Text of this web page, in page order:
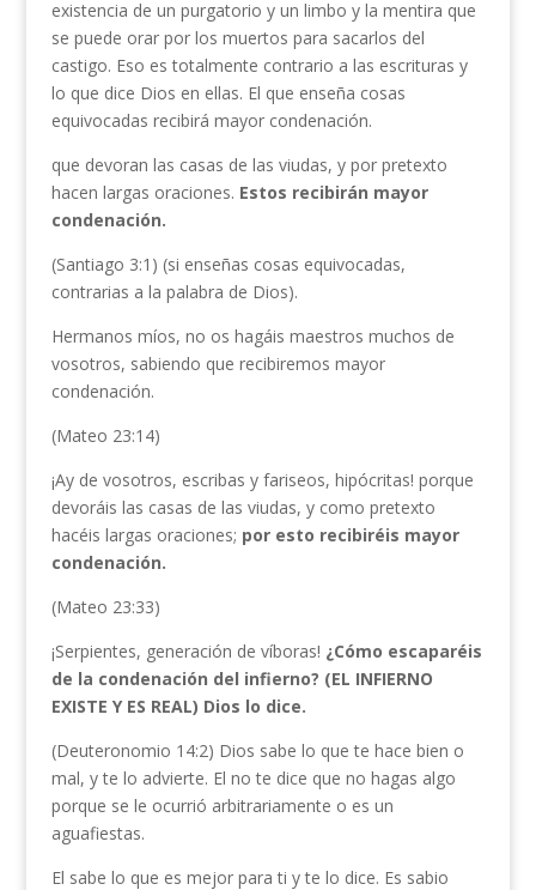
existencia de un purgatorio y un limbo y la mentira que
se puede orar por los muertos para sacarlos del
castigo. Eso es totalmente contrario a las escrituras y
lo que dice Dios en ellas. El que enseña cosas
equivocadas recibirá mayor condenación.
que devoran las casas de las viudas, y por pretexto
hacen largas oraciones. Estos recibirán mayor
condenación.
(Santiago 3:1) (si enseñas cosas equivocadas,
contrarias a la palabra de Dios).
Hermanos míos, no os hagáis maestros muchos de
vosotros, sabiendo que recibiremos mayor
condenación.
(Mateo 23:14)
¡Ay de vosotros, escribas y fariseos, hipócritas! porque
devoráis las casas de las viudas, y como pretexto
hacéis largas oraciones; por esto recibiréis mayor
condenación.
(Mateo 23:33)
¡Serpientes, generación de víboras! ¿Cómo escaparéis
de la condenación del infierno? (EL INFIERNO
EXISTE Y ES REAL) Dios lo dice.
(Deuteronomio 14:2) Dios sabe lo que te hace bien o
mal, y te lo advierte. El no te dice que no hagas algo
porque se le ocurrió arbitrariamente o es un
aguafiestas.
El sabe lo que es mejor para ti y te lo dice. Es sabio